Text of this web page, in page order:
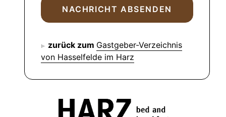
zurück zum Gastgeber-Verzeichnis
von Hasselfelde im Harz